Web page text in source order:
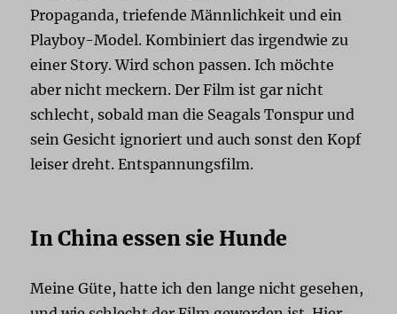
Propaganda, triefende Männlichkeit und ein
Playboy-Model. Kombiniert das irgendwie zu
einer Story. Wird schon passen. Ich möchte
aber nicht meckern. Der Film ist gar nicht
schlecht, sobald man die Seagals Tonspur und
sein Gesicht ignoriert und auch sonst den Kopf
leiser dreht. Entspannungsfilm.
In China essen sie Hunde
Meine Güte, hatte ich den lange nicht gesehen,